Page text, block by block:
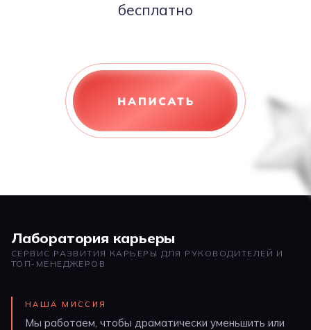
бесплатно
Лаборатория карьеры
СЕРВИС РАЗВИТИЯ КАРЬЕРЫ ДЛЯ РУКОВОДИТЕЛЕЙ И
ТОП-МЕНЕДЖЕРОВ
НАША МИССИЯ
Мы работаем, чтобы драматически уменьшить или